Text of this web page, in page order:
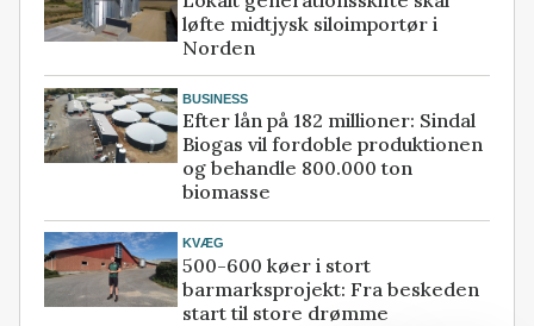
løfte midtjysk siloimportør i
Norden
BUSINESS
Efter lån på 182 millioner: Sindal
Biogas vil fordoble produktionen
og behandle 800.000 ton
biomasse
KVÆG
500-600 køer i stort
barmarksprojekt: Fra beskeden
start til store drømme